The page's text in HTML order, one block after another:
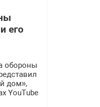
его
обороны
дом»,
YouTube